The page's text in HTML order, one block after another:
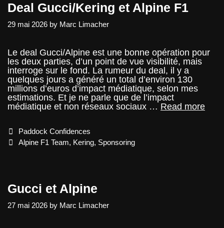
Deal Gucci/Kering et Alpine F1
29 mai 2026 by Marc Limacher
Le deal Gucci/Alpine est une bonne opération pour
les deux parties, d’un point de vue visibilité, mais
interroge sur le fond. La rumeur du deal, il y a
quelques jours a généré un total d’environ 130
millions d’euros d’impact médiatique, selon mes
estimations. Et je ne parle que de l’impact
médiatique et non réseaux sociaux … Read moreDeal
Categories
Paddock Confidences
Tags
Alpine F1 Team, Kering, Sponsoring
Gucci et Alpine
27 mai 2026 by Marc Limacher